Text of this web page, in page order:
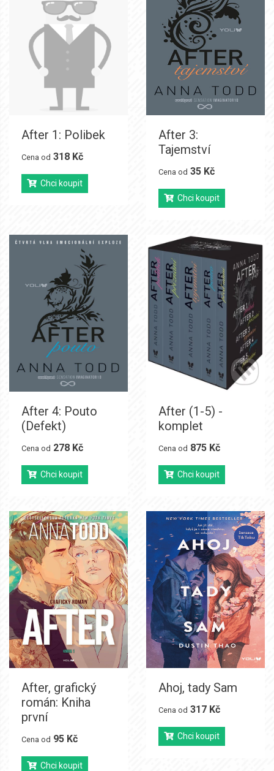
After 1: Polibek
Cena od 318 Kč
Chci koupit
After 3:
Tajemství
Cena od 35 Kč
Chci koupit
After 4: Pouto
(Defekt)
Cena od 278 Kč
Chci koupit
After (1-5) -
komplet
Cena od 875 Kč
Chci koupit
After, grafický
román: Kniha
první
Cena od 95 Kč
Chci koupit
Ahoj, tady Sam
Cena od 317 Kč
Chci koupit